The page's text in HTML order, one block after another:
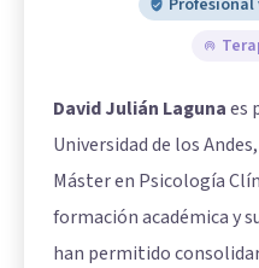
David Julián Lagunaes
Universidad de los
Máster en Psicología
formación académica y
han permitido